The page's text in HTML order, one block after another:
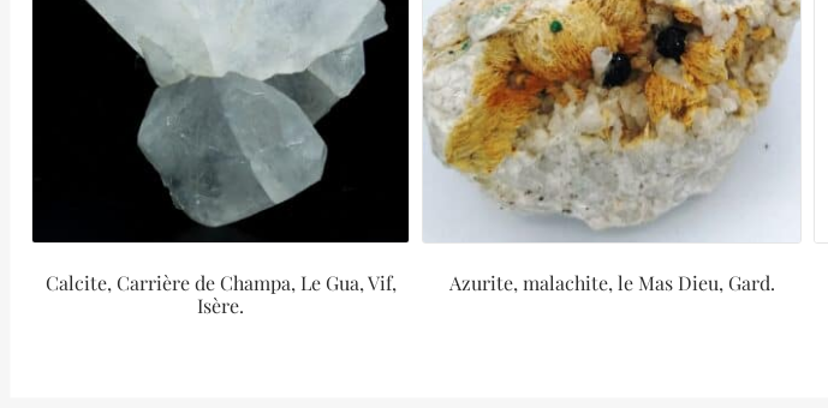
Calcite, Carrière de Champa, Le Gua, Vif,
Isère.
Azurite, malachite, le Mas Dieu, Gard.